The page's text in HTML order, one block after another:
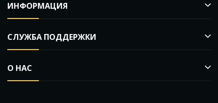
ИНФОРМАЦИЯ
СЛУЖБА ПОДДЕРЖКИ
О НАС